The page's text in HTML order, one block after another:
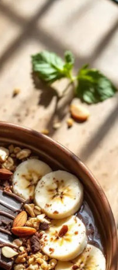
GOURMAND